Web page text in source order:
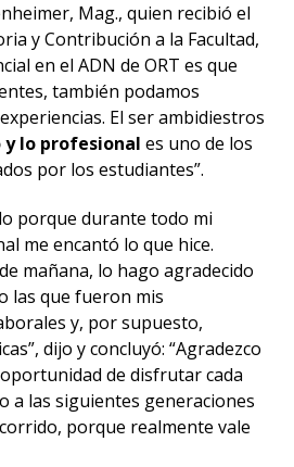
Mag., quien recibió el
y Contribución a la Facultad,
en el ADN de ORT es que
también podamos
El ser ambidiestros
y lo profesional es uno de los
por los estudiantes”.
porque durante todo mi
me encantó lo que hice.
mañana, lo hago agradecido
las que fueron mis
y, por supuesto,
dijo y concluyó: “Agradezco
de disfrutar cada
a las siguientes generaciones
porque realmente vale